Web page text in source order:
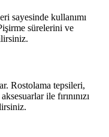
sayesinde kullanımı
sürelerini ve
Rostolama tepsileri,
ile fırınınızı